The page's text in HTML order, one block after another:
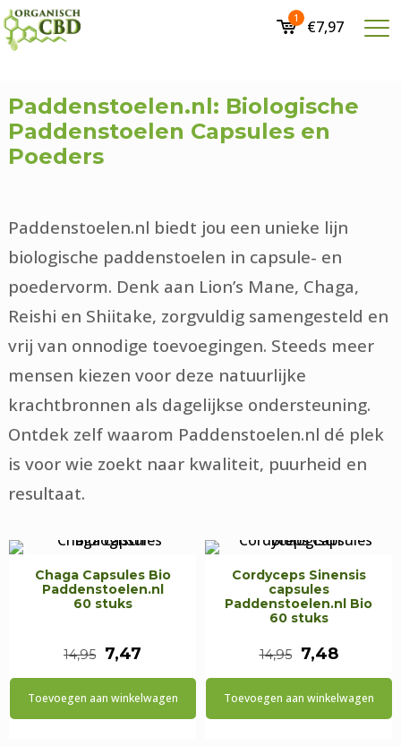
1 €7,97
Paddenstoelen.nl: Biologische
Paddenstoelen Capsules en
Poeders
Paddenstoelen.nl biedt jou een unieke lijn
biologische paddenstoelen in capsule- en
poedervorm. Denk aan Lion’s Mane, Chaga,
Reishi en Shiitake, zorgvuldig samengesteld en
vrij van onnodige toevoegingen. Steeds meer
mensen kiezen voor deze natuurlijke
krachtbronnen als dagelijkse ondersteuning.
Ontdek zelf waarom Paddenstoelen.nl dé plek
is voor wie zoekt naar kwaliteit, puurheid en
resultaat.
Chaga Capsules Bio
Paddenstoelen.nl
60 stuks
14,95
Oorspronkelijke
prijs
7,47
prijs
Toevoegen aan winkelwagen
Cordyceps Sinensis
capsules
Paddenstoelen.nl Bio
60 stuks
14,95
prijs
7,48Huidige
prijs
Toevoegen aan winkelwagen